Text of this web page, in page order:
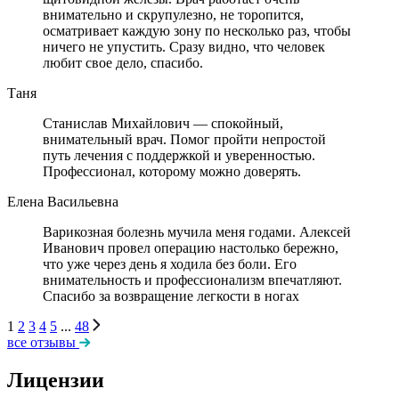
внимательно и скрупулезно, не торопится,
осматривает каждую зону по несколько раз, чтобы
ничего не упустить. Сразу видно, что человек
любит свое дело, спасибо.
Таня
Станислав Михайлович — спокойный,
внимательный врач. Помог пройти непростой
путь лечения с поддержкой и уверенностью.
Профессионал, которому можно доверять.
Елена Васильевна
Варикозная болезнь мучила меня годами. Алексей
Иванович провел операцию настолько бережно,
что уже через день я ходила без боли. Его
внимательность и профессионализм впечатляют.
Спасибо за возвращение легкости в ногах
1 2 3 4 5 ... 48
все отзывы
Лицензии